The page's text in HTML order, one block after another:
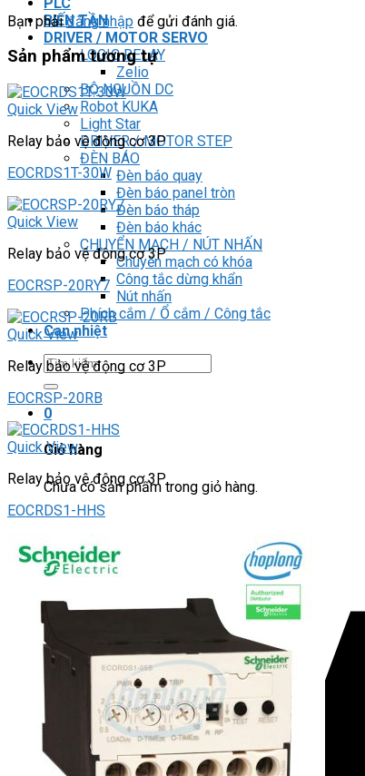
BIẾN TẦN
DRIVER / MOTOR SERVO
LOGIC RELAY
Zelio
BỘ NGUỒN DC
Robot KUKA
Light Star
DRIVER / MOTOR STEP
ĐÈN BÁO
Đèn báo quay
Đèn báo panel tròn
Đèn báo tháp
Đèn báo khác
CHUYỂN MẠCH / NÚT NHẤN
Chuyển mạch có khóa
Công tắc dừng khẩn
Nút nhấn
Phích cắm / Ổ cắm / Công tắc
Can nhiệt
Tìm
kiếm:
0
Giỏ hàng
Chưa có sản phẩm trong giỏ hàng.
Bạn phảiđăng nhập để gửi đánh giá.
Sản phẩm tương tự
Quick View
Relay bảo vệ động cơ 3P
EOCRDS1T-30W
Quick View
Relay bảo vệ động cơ 3P
EOCRSP-20RY7
Quick View
Relay bảo vệ động cơ 3P
EOCRSP-20RB
Quick View
Relay bảo vệ động cơ 3P
EOCRDS1-HHS